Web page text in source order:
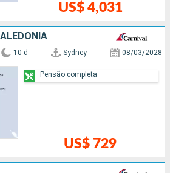
US$ 4,031
10 d Sydney 08/03/2028
US$ 729
Pensão completa